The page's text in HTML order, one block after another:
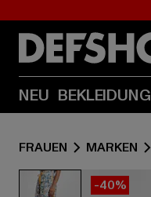
NEU BEKLEIDUNG
FRAUEN MARKEN
-40%